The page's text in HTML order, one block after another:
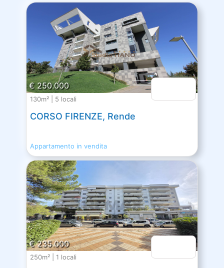
€ 250.000
130m² | 5 locali
CORSO FIRENZE, Rende
Appartamento in vendita
€ 235.000
250m² | 1 locali